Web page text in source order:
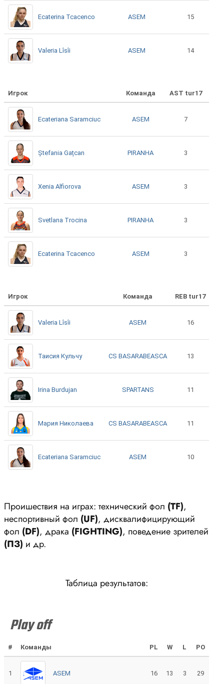
Ecaterina Tcacenco ASEM 15
Valeria Lîsîi ASEM 14
Игрок Команда AST tur17
Ecateriana Saramciuc ASEM 7
Ștefania Gațcan PIRANHA 3
Xenia Alfiorova ASEM 3
Svetlana Trocina PIRANHA 3
Ecaterina Tcacenco ASEM 3
Игрок Команда REB tur17
Valeria Lîsîi ASEM 16
Таисия Кульчу CS BASARABEASCA 13
Irina Burdujan SPARTANS 11
Мария Николаева CS BASARABEASCA 11
Ecateriana Saramciuc ASEM 10
Проишествия на играх: технический фол (ТF),
неспортивный фол (UF), дисквалифицирующий
фол (DF), драка (FIGHTING), поведение зрителей
(ПЗ) и др.
Таблица результатов:
Play off
# Команды PL W L PO
1 ASEM 16 13 3 29